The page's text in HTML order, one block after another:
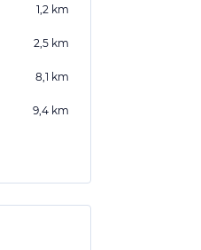
1,2 km
2,5 km
8,1 km
9,4 km